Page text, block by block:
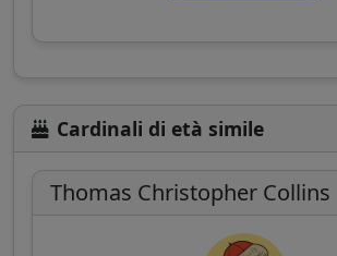
Cardinali di età simile
Thomas Christopher Collins